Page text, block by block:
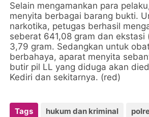
Selain mengamankan para
menyita berbagai barang bukti.
narkotika, petugas berhasil
seberat 641,08 gram dan ekstasi
3,79 gram. Sedangkan untuk
berbahaya, aparat menyita
butir pil LL yang diduga akan
Kediri dan sekitarnya. (red)
Tags hukum dan kriminal